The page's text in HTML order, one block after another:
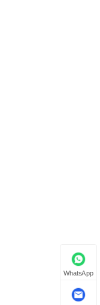
WhatsApp